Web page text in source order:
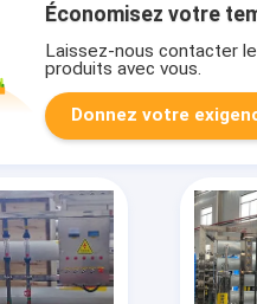
Économisez votre
Laissez-nous contacter
produits avec vous.
Donnez votre